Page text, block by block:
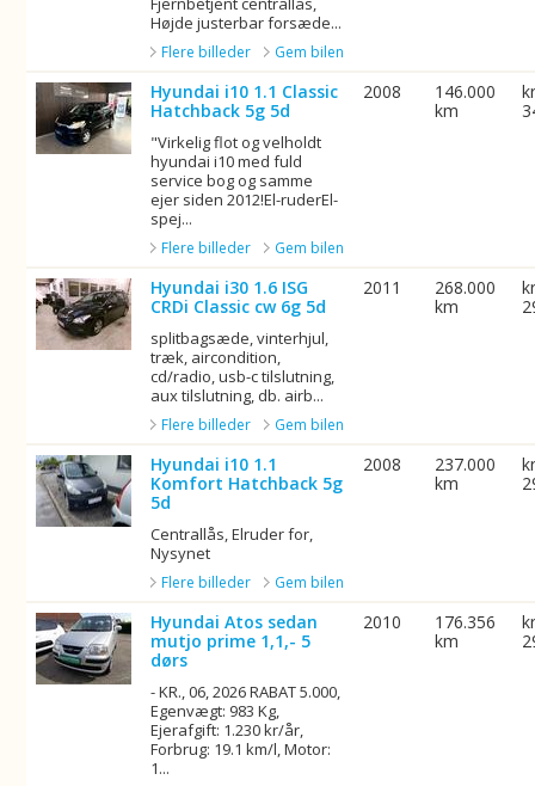
Højde justerbar forsæde...
Gem bilen
Flere billeder
Hyundai i10 1.1 Classic
Hatchback 5g 5d
"Virkelig flot og velholdt
hyundai i10 med fuld
service bog og samme
ejer siden 2012!El-ruderEl-
spej...
Gem bilen
Flere billeder
2008
146.000
km
Hyundai i30 1.6 ISG
CRDi Classic cw 6g 5d
splitbagsæde, vinterhjul,
træk, aircondition,
cd/radio, usb-c tilslutning,
aux tilslutning, db. airb...
Gem bilen
Flere billeder
2011
268.000
km
Hyundai i10 1.1
Komfort Hatchback 5g
5d
Centrallås, Elruder for,
Nysynet
Gem bilen
Flere billeder
2008
237.000
km
Hyundai Atos sedan
mutjo prime 1,1,- 5
dørs
- KR., 06, 2026 RABAT 5.000,
Egenvægt: 983 Kg,
Ejerafgift: 1.230 kr/år,
Forbrug: 19.1 km/l, Motor:
1...
2010
176.356
km